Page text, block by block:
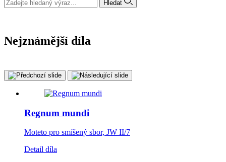
Hledat
Nejznámější díla
Regnum mundi
Moteto pro smíšený sbor, JW II/7
Detail díla